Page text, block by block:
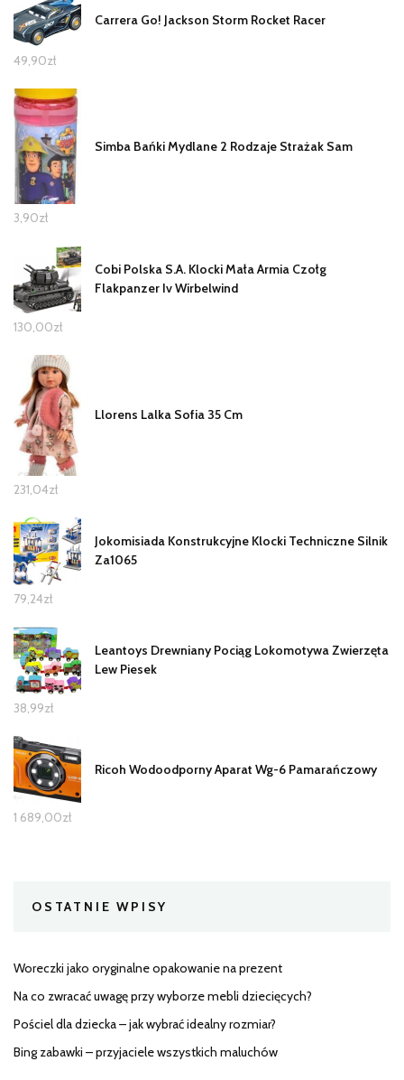
Carrera Go! Jackson Storm Rocket Racer
49,90zł
Simba Bańki Mydlane 2 Rodzaje Strażak Sam
3,90zł
Cobi Polska S.A. Klocki Mała Armia Czołg
Flakpanzer Iv Wirbelwind
130,00zł
Llorens Lalka Sofia 35 Cm
231,04zł
Jokomisiada Konstrukcyjne Klocki Techniczne Silnik
Za1065
79,24zł
Leantoys Drewniany Pociąg Lokomotywa Zwierzęta
Lew Piesek
38,99zł
Ricoh Wodoodporny Aparat Wg-6 Pamarańczowy
1 689,00zł
OSTATNIE WPISY
Woreczki jako oryginalne opakowanie na prezent
Na co zwracać uwagę przy wyborze mebli dziecięcych?
Pościel dla dziecka – jak wybrać idealny rozmiar?
Bing zabawki – przyjaciele wszystkich maluchów